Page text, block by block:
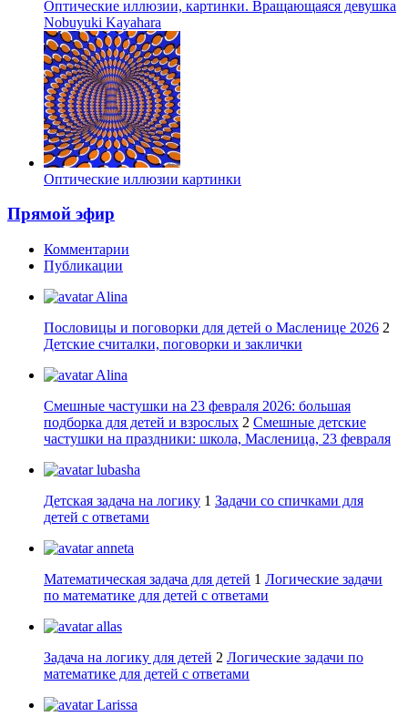
Оптические иллюзии, картинки. Вращающаяся девушка
Nobuyuki Kayahara
Оптические иллюзии картинки
Прямой эфир
Комментарии
Публикации
Alina
Пословицы и поговорки для детей о Масленице 2026 2
Детские считалки, поговорки и заклички
Alina
Смешные частушки на 23 февраля 2026: большая
подборка для детей и взрослых 2 Смешные детские
частушки на праздники: школа, Масленица, 23 февраля
lubasha
Детская задача на логику 1 Задачи со спичками для
детей с ответами
anneta
Математическая задача для детей 1 Логические задачи
по математике для детей с ответами
allas
Задача на логику для детей 2 Логические задачи по
математике для детей с ответами
Larissa